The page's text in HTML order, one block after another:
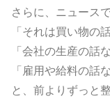
さらに、ニュース
「それは買い物の
「会社の生産の話
「雇用や給料の話
と、前よりずっと